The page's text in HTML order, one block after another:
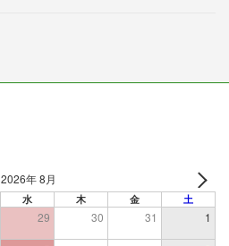
2026年 8月
水 木 金 土
29 30 31 1